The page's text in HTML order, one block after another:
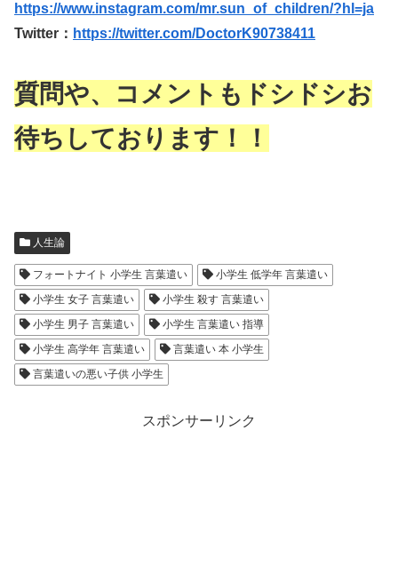
https://www.instagram.com/mr.sun_of_children/?hl=ja
Twitter： https://twitter.com/DoctorK90738411
質問や、コメントもドシドシお
待ちしております！！
人生論
フォートナイト 小学生 言葉遣い
小学生 低学年 言葉遣い
小学生 女子 言葉遣い
小学生 殺す 言葉遣い
小学生 男子 言葉遣い
小学生 言葉遣い 指導
小学生 高学年 言葉遣い
言葉遣い 本 小学生
言葉遣いの悪い子供 小学生
スポンサーリンク